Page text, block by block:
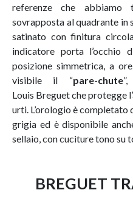
referenze che
sovrapposta al quadrante in
satinato con finitura
indicatore porta l’occhio
posizione simmetrica, a
visibile il “pare-chute
Louis Breguet che protegge
urti. L’orologio è
grigia ed è disponibile
sellaio, con cuciture tono su
BREGUET